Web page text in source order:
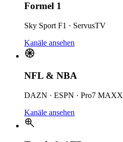
Formel 1
Sky Sport F1 · ServusTV
Kanäle ansehen
NFL & NBA
DAZN · ESPN · Pro7 MAXX
Kanäle ansehen